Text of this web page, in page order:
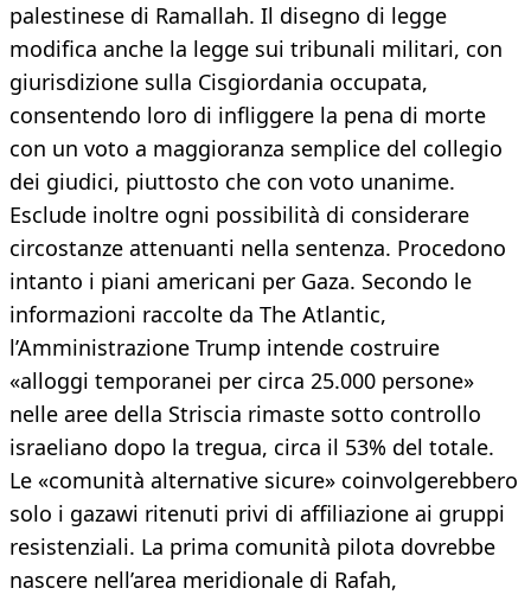
palestinese di Ramallah. Il disegno di legge
modifica anche la legge sui tribunali militari, con
giurisdizione sulla Cisgiordania occupata,
consentendo loro di infliggere la pena di morte
con un voto a maggioranza semplice del collegio
dei giudici, piuttosto che con voto unanime.
Esclude inoltre ogni possibilità di considerare
circostanze attenuanti nella sentenza. Procedono
intanto i piani americani per Gaza. Secondo le
informazioni raccolte da The Atlantic,
l’Amministrazione Trump intende costruire
«alloggi temporanei per circa 25.000 persone»
nelle aree della Striscia rimaste sotto controllo
israeliano dopo la tregua, circa il 53% del totale.
Le «comunità alternative sicure» coinvolgerebbero
solo i gazawi ritenuti privi di affiliazione ai gruppi
resistenziali. La prima comunità pilota dovrebbe
nascere nell’area meridionale di Rafah,